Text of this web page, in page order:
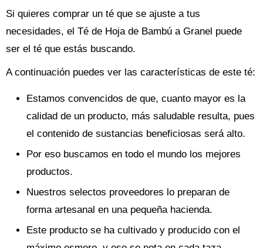
Si quieres comprar un té que se ajuste a tus
necesidades, el Té de Hoja de Bambú a Granel puede
ser el té que estás buscando.
A continuación puedes ver las características de este té:
Estamos convencidos de que, cuanto mayor es la
calidad de un producto, más saludable resulta, pues
el contenido de sustancias beneficiosas será alto.
Por eso buscamos en todo el mundo los mejores
productos.
Nuestros selectos proveedores lo preparan de
forma artesanal en una pequeña hacienda.
Este producto se ha cultivado y producido con el